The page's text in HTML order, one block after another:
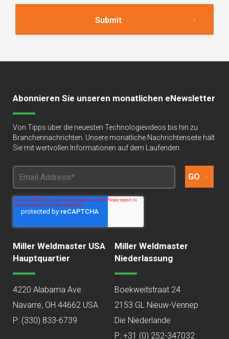
Abonnieren Sie unseren monatlichen eNewsletter
Von Tipps über die neuesten Technologievideos bis hin zu
Branchennachrichten. Unsere monatliche Nachrichtenseite hält
Sie mit wertvollen Informationen auf dem Laufenden.
Miller Weldmaster USA
Hauptquartier
4220 Alabama Ave.
Navarre, OH 44662 USA
P: (330) 833-6739
Miller Weldmaster
Niederlassung
Boekweitstraat 24
2153 GL Nieuw-Vennep
Die Niederlande
P: +31 (0) 252-347032